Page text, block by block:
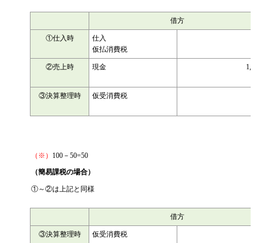
借方
①仕入時
仕入
仮払消費税
②売上時 現金 1,100
③決算整理時 仮受消費税
（※） 100－50=50
（簡易課税の場合）
①～②は上記と同様
借方
③決算整理時 仮受消費税